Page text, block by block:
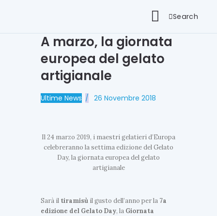
Search
A marzo, la giornata
europea del gelato
artigianale
Ultime News 26 Novembre 2018
Il 24 marzo 2019, i maestri gelatieri d’Europa
celebreranno la settima edizione del Gelato
Day, la giornata europea del gelato
artigianale
Sarà il tiramisù il gusto dell’anno per la 7a
edizione del Gelato Day, la Giornata